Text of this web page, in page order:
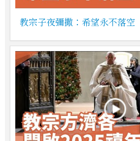
教宗子夜彌撒：希望永不落空